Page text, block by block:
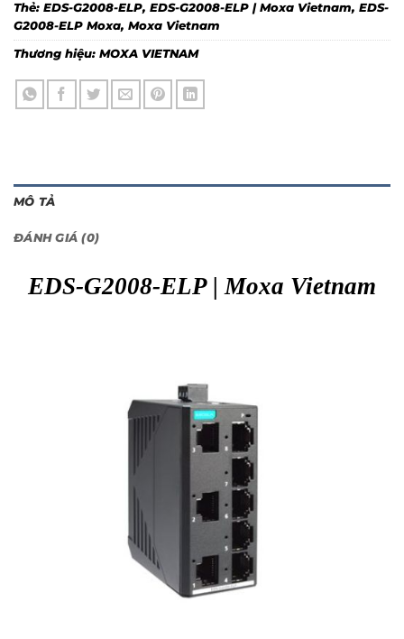
Thẻ: EDS-G2008-ELP, EDS-G2008-ELP | Moxa Vietnam, EDS-
G2008-ELP Moxa, Moxa Vietnam
Thương hiệu: MOXA VIETNAM
MÔ TẢ
ĐÁNH GIÁ (0)
EDS-G2008-ELP | Moxa Vietnam